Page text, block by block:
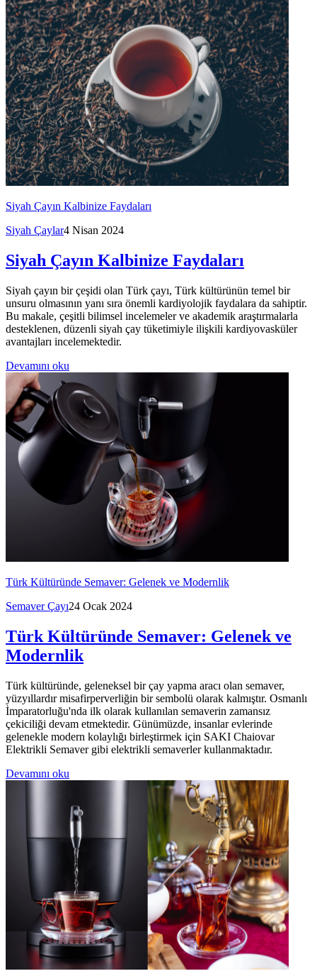
Siyah Çayın Kalbinize Faydaları
Siyah Çaylar4 Nisan 2024
Siyah Çayın Kalbinize Faydaları
Siyah çayın bir çeşidi olan Türk çayı, Türk kültürünün temel bir
unsuru olmasının yanı sıra önemli kardiyolojik faydalara da sahiptir.
Bu makale, çeşitli bilimsel incelemeler ve akademik araştırmalarla
desteklenen, düzenli siyah çay tüketimiyle ilişkili kardiyovasküler
avantajları incelemektedir.
Devamını oku
Türk Kültüründe Semaver: Gelenek ve Modernlik
Semaver Çayı24 Ocak 2024
Türk Kültüründe Semaver: Gelenek ve
Modernlik
Türk kültüründe, geleneksel bir çay yapma aracı olan semaver,
yüzyıllardır misafirperverliğin bir sembolü olarak kalmıştır. Osmanlı
İmparatorluğu'nda ilk olarak kullanılan semaverin zamansız
çekiciliği devam etmektedir. Günümüzde, insanlar evlerinde
gelenekle modern kolaylığı birleştirmek için SAKI Chaiovar
Elektrikli Semaver gibi elektrikli semaverler kullanmaktadır.
Devamını oku